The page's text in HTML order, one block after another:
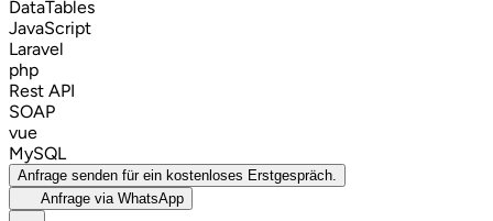
DataTables
JavaScript
Laravel
php
Rest API
SOAP
vue
MySQL
Anfrage senden für ein kostenloses Erstgespräch.
Anfrage via WhatsApp